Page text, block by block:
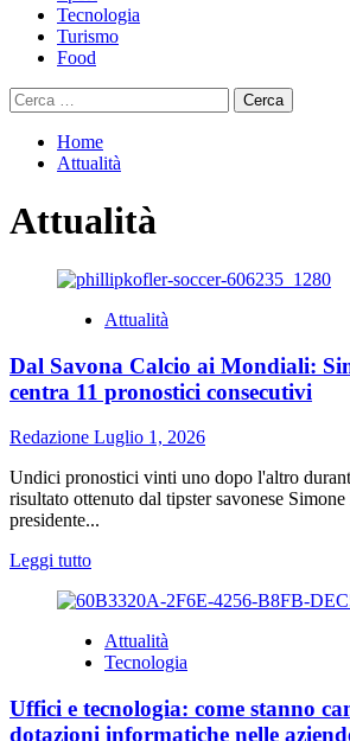
Tecnologia
Turismo
Food
Ricerca
per:
Home
Attualità
Attualità
Attualità
Dal Savona Calcio ai Mondiali:
centra 11 pronostici consecutivi
Redazione Luglio 1, 2026
Undici pronostici vinti uno dopo l'altro
risultato ottenuto dal tipster savonese
presidente...
Leggi tuttoLeggi
più
Dal
Savona
ai
Mondiali:
Attualità
Tecnologia
Uffici e tecnologia: come stanno
dotazioni informatiche nelle